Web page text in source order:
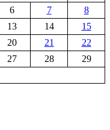
6 7
8
13 14
15
20 21
22
27 28
29